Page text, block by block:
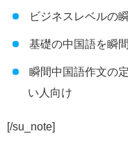
ビジネスレベルの
基礎の中国語を瞬
瞬間中国語作文の
い人向け
[/su_note]